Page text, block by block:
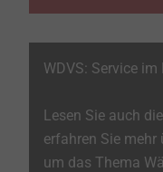
WDVS: Service im
Lesen Sie auch
erfahren Sie mehr
um das Thema